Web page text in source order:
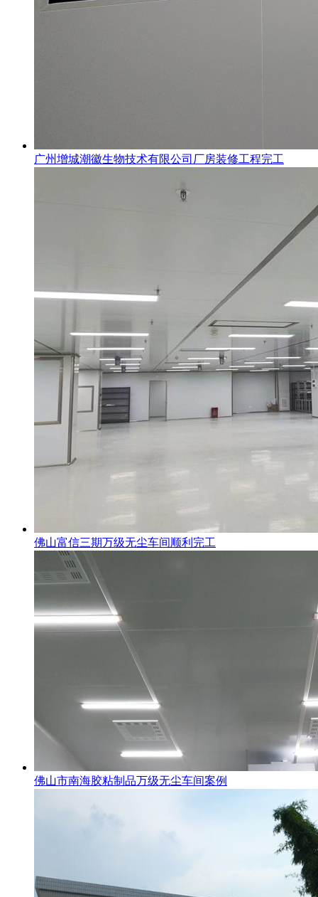
广州增城潮徽生物技术有限公司厂房装修工程完工
佛山富信三期万级无尘车间顺利完工
佛山市南海胶粘制品万级无尘车间案例